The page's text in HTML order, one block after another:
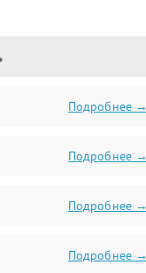
Подробнее →
Подробнее →
Подробнее →
Подробнее →